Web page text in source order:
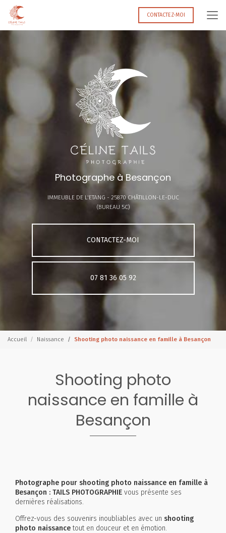
Aller
contenu
CONTACTEZ-MOI
Photographe à Besançon
IMMEUBLE DE L'ETANG - 25870 CHÂTILLON-LE-DUC
(BUREAU 5C)
CONTACTEZ-MOI
07 81 36 05 92
Accueil Naissance Shooting photo naissance en famille à Besançon
Shooting photo
naissance en famille à
Besançon
Photographe pour shooting photo naissance en famille à
Besançon : TAILS PHOTOGRAPHIE vous présente ses
dernières réalisations.
Offrez-vous des souvenirs inoubliables avec un shooting
photo naissancetout en douceur et en émotion.